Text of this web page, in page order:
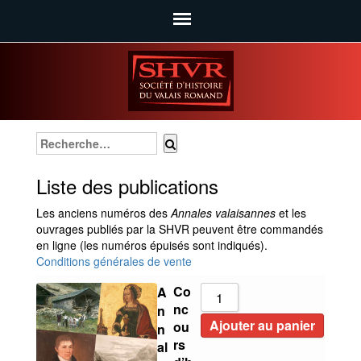
SHVR
Liste des publications
Les anciens numéros desAnnales valaisannes et les
ouvrages publiés par la SHVR peuvent être commandés
en ligne (les numéros épuisés sont indiqués).
Conditions générales de vente
A
n
n
al
Co
nc
ou
rs
Ajouter au panier